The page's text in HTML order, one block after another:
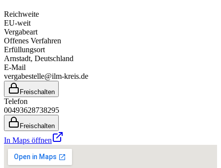
Reichweite
EU-weit
Vergabeart
Offenes Verfahren
Erfüllungsort
Arnstadt, Deutschland
E-Mail
vergabestelle@ilm-kreis.de
Freischalten
Telefon
00493628738295
Freischalten
In Maps öffnen